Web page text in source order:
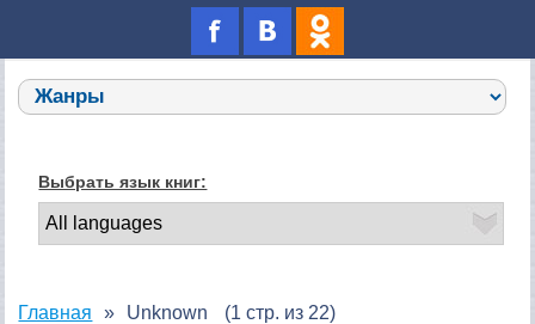
Выбрать язык книг:
Главная Unknown (1 стр. из 22)